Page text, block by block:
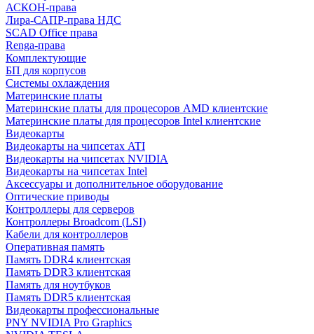
АСКОН-права
Лира-САПР-права НДС
SCAD Office права
Renga-права
Комплектующие
БП для корпусов
Системы охлаждения
Материнские платы
Материнские платы для процесоров AMD клиентские
Материнские платы для процесоров Intel клиентские
Видеокарты
Видеокарты на чипсетах ATI
Видеокарты на чипсетах NVIDIA
Видеокарты на чипсетах Intel
Аксессуары и дополнительное оборудование
Оптические приводы
Контроллеры для серверов
Контроллеры Broadcom (LSI)
Кабели для контроллеров
Оперативная память
Память DDR4 клиентская
Память DDR3 клиентская
Память для ноутбуков
Память DDR5 клиентская
Видеокарты профессиональные
PNY NVIDIA Pro Graphics